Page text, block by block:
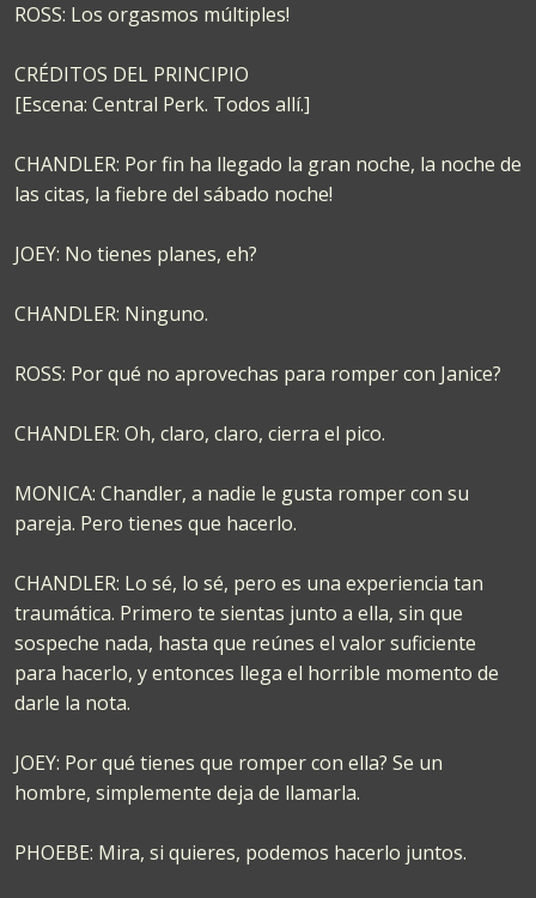
ROSS: Los orgasmos múltiples!
CRÉDITOS DEL PRINCIPIO
[Escena: Central Perk. Todos allí.]
CHANDLER: Por fin ha llegado la gran noche, la noche de
las citas, la fiebre del sábado noche!
JOEY: No tienes planes, eh?
CHANDLER: Ninguno.
ROSS: Por qué no aprovechas para romper con Janice?
CHANDLER: Oh, claro, claro, cierra el pico.
MONICA: Chandler, a nadie le gusta romper con su
pareja. Pero tienes que hacerlo.
CHANDLER: Lo sé, lo sé, pero es una experiencia tan
traumática. Primero te sientas junto a ella, sin que
sospeche nada, hasta que reúnes el valor suficiente
para hacerlo, y entonces llega el horrible momento de
darle la nota.
JOEY: Por qué tienes que romper con ella? Se un
hombre, simplemente deja de llamarla.
PHOEBE: Mira, si quieres, podemos hacerlo juntos.